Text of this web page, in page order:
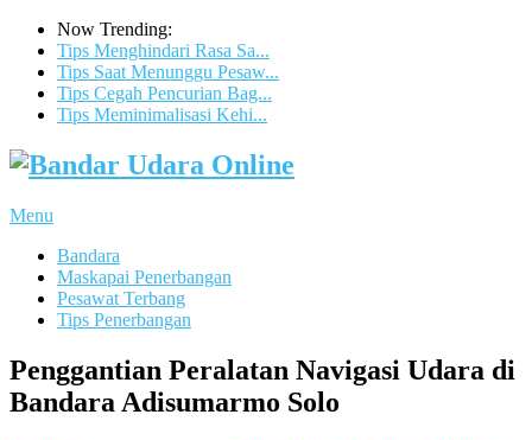
Now Trending:
Tips Menghindari Rasa Sa...
Tips Saat Menunggu Pesaw...
Tips Cegah Pencurian Bag...
Tips Meminimalisasi Kehi...
Menu
Bandara
Maskapai Penerbangan
Pesawat Terbang
Tips Penerbangan
Penggantian Peralatan Navigasi Udara di
Bandara Adisumarmo Solo